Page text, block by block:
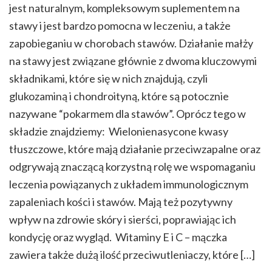
jest naturalnym, kompleksowym suplementem na
stawy i jest bardzo pomocna w leczeniu, a także
zapobieganiu w chorobach stawów. Działanie małży
na stawy jest związane głównie z dwoma kluczowymi
składnikami, które się w nich znajdują, czyli
glukozaminą i chondroityną, które są potocznie
nazywane “pokarmem dla stawów”. Oprócz tego w
składzie znajdziemy: Wielonienasycone kwasy
tłuszczowe, które mają działanie przeciwzapalne oraz
odgrywają znaczącą korzystną rolę we wspomaganiu
leczenia powiązanych z układem immunologicznym
zapaleniach kości i stawów. Mają też pozytywny
wpływ na zdrowie skóry i sierści, poprawiając ich
kondycję oraz wygląd. Witaminy E i C – mączka
zawiera także dużą ilość przeciwutleniaczy, które […]